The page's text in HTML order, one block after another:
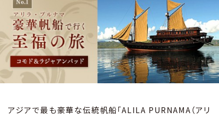
アジアで最も豪華な伝統帆船「ALILA PURNAMA（アリ